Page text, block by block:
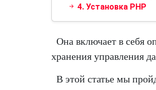
4. Установка PHP
Она включает в себя
хранения управления
В этой статье мы